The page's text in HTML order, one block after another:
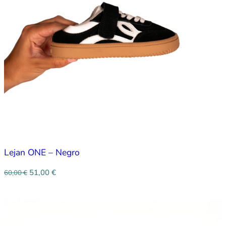
Lejan ONE – Negro
60,00€ 51,00 €